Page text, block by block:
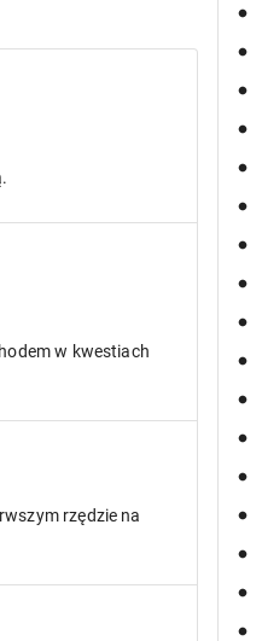
w kwestiach
rzędzie na